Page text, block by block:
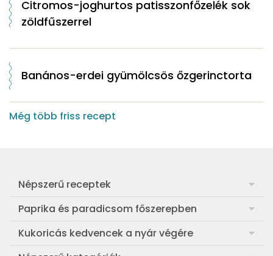
Citromos-joghurtos patisszonfőzelék sok
zöldfűszerrel
Banános-erdei gyümölcsös őzgerinctorta
Még több friss recept
Népszerű receptek
Frankfurti leves
Egyszerű muffin
Aranygaluska
Paprika és paradicsom főszerepben
Pan con Tomate
Paradicsom és paprika eltevése télre
Kukoricás kedvencek a nyár végére